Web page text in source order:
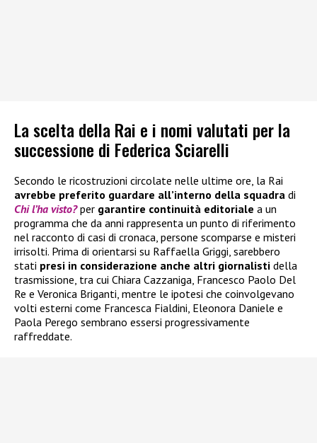
La scelta della Rai e i nomi valutati per la
successione di Federica Sciarelli
Secondo le ricostruzioni circolate nelle ultime ore, la Rai
avrebbe preferito guardare all’interno della squadra di
Chi l’ha visto? per garantire continuità editoriale a un
programma che da anni rappresenta un punto di riferimento
nel racconto di casi di cronaca, persone scomparse e misteri
irrisolti. Prima di orientarsi su Raffaella Griggi, sarebbero
stati presi in considerazione anche altri giornalisti della
trasmissione, tra cui Chiara Cazzaniga, Francesco Paolo Del
Re e Veronica Briganti, mentre le ipotesi che coinvolgevano
volti esterni come Francesca Fialdini, Eleonora Daniele e
Paola Perego sembrano essersi progressivamente
raffreddate.